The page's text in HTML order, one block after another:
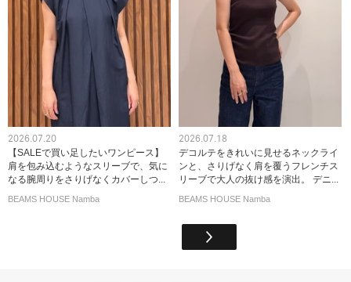
2026.07.20
【SALEで買い足したいワンピース】
肩を包み込むようなスリーブで、気に
なる腕周りをさりげなくカバーしつ...
BEAMS HOUSE Namba
2026.07.18
デコルテをきれいに見せるネックライ
ンと、さりげなく肩を覆うフレンチス
リーブで大人の抜け感を演出。 デニ...
BEAMS HOUSE Namba